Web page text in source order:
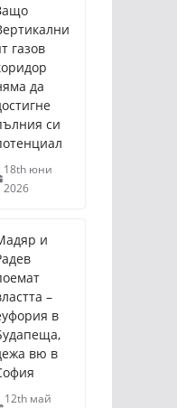
газов
да
си
18th юни
2026
и
–
в
вю в
12th май